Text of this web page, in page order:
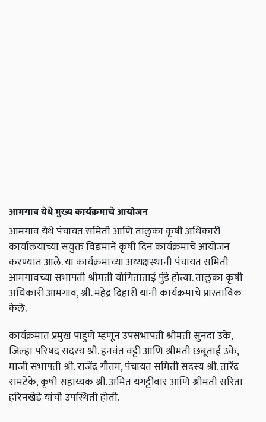
आमगाव येथे मुख्य कार्यक्रमाचे आयोजन
आमगाव येथे पंचायत समिती आणि तालुका कृषी अधिकारी
कार्यालयाच्या संयुक्त विद्यमाने कृषी दिन कार्यक्रमाचे आयोजन
करण्यात आले. या कार्यक्रमाच्या अध्यक्षस्थानी पंचायत समिती
आमगावच्या सभापती श्रीमती योगिताताई पुंडे होत्या. तालुका कृषी
अधिकारी आमगाव, श्री. महेंद्र दिहारी यांनी कार्यक्रमाचे प्रास्ताविक
केले.
कार्यक्रमात प्रमुख पाहुणे म्हणून उपसभापती श्रीमती सुनंदा उके,
जिल्हा परिषद सदस्य श्री. हनवंत वट्टी आणि श्रीमती छबूताई उके,
माजी सभापती श्री. राजेंद्र गौतम, पंचायत समिती सदस्य श्री. तारेंद्र
रामटेके, कृषी सहाय्यक श्री. अमित यंगट्टीवार आणि श्रीमती सरिता
हरिनखेडे यांची उपस्थिती होती.